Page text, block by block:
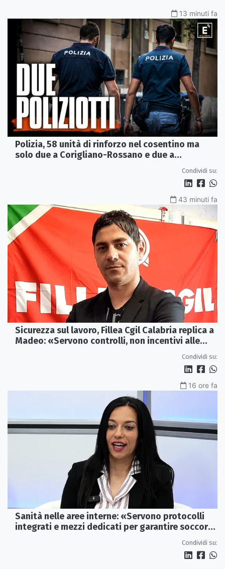
13 minuti fa
Polizia, 58 unità di rinforzo nel cosentino ma
solo due a Corigliano-Rossano e due a
Condividi su:
43 minuti fa
Sicurezza sul lavoro, Fillea Cgil Calabria replica a
Madeo: «Servono controlli, non incentivi alle
Condividi su:
16 ore fa
Sanità nelle aree interne: «Servono protocolli
integrati e mezzi dedicati per garantire soccorsi
Condividi su: